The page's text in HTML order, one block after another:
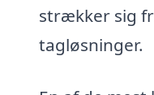
strækker sig
tagløsninger.